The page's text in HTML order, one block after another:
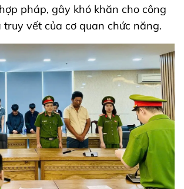
pháp, gây khó khăn cho công
vết của cơ quan chức năng.